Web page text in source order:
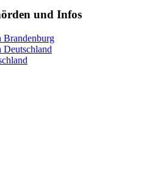
und Infos
Brandenburg
Deutschland